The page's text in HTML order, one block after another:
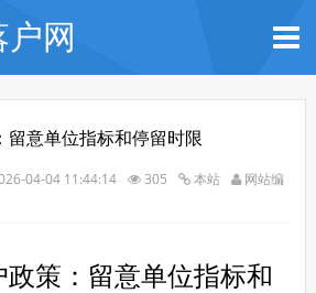
留意单位指标和停留时限
04-04 11:44:14 305 本站 网站编
策：留意单位指标和